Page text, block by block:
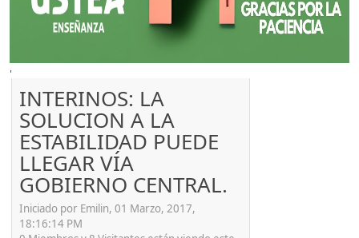
'
INTERINOS: LA
SOLUCION A LA
ESTABILIDAD PUEDE
LLEGAR VÍA
GOBIERNO CENTRAL.
Iniciado por Emilin, 01 Marzo, 2017,
18:16:14 PM